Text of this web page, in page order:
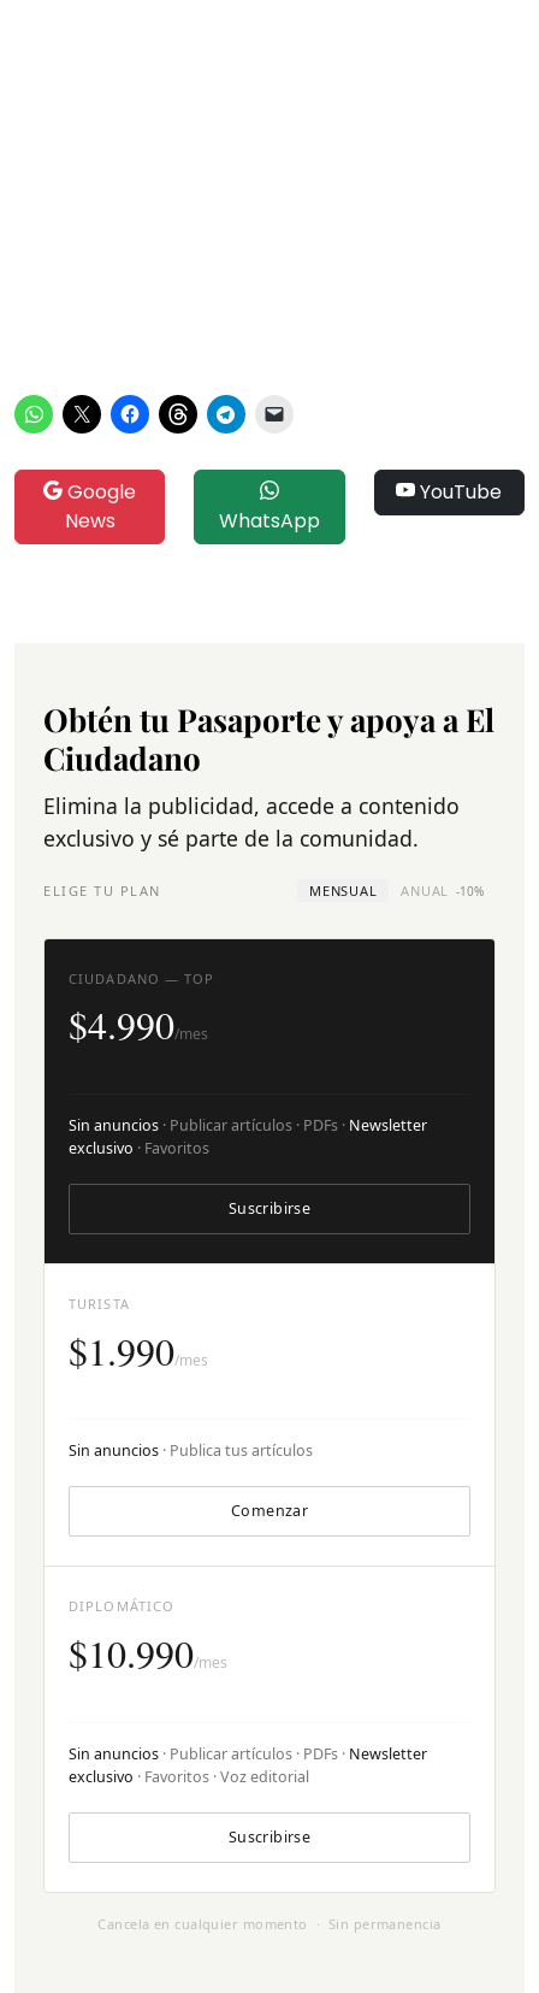
Google
News
WhatsApp
YouTube
Obtén tu Pasaporte y apoya a El
Ciudadano
Elimina la publicidad, accede a contenido
exclusivo y sé parte de la comunidad.
ELIGE TU PLAN MENSUAL ANUAL -10%
TURISTA
$1.990/mes
Sin anuncios · Publica tus artículos
Comenzar
CIUDADANO — TOP
$4.990/mes
Sin anuncios · Publicar artículos · PDFs · Newsletter
exclusivo · Favoritos
Suscribirse
DIPLOMÁTICO
$10.990/mes
Sin anuncios · Publicar artículos · PDFs · Newsletter
exclusivo · Favoritos · Voz editorial
Suscribirse
Cancela en cualquier momento · Sin permanencia